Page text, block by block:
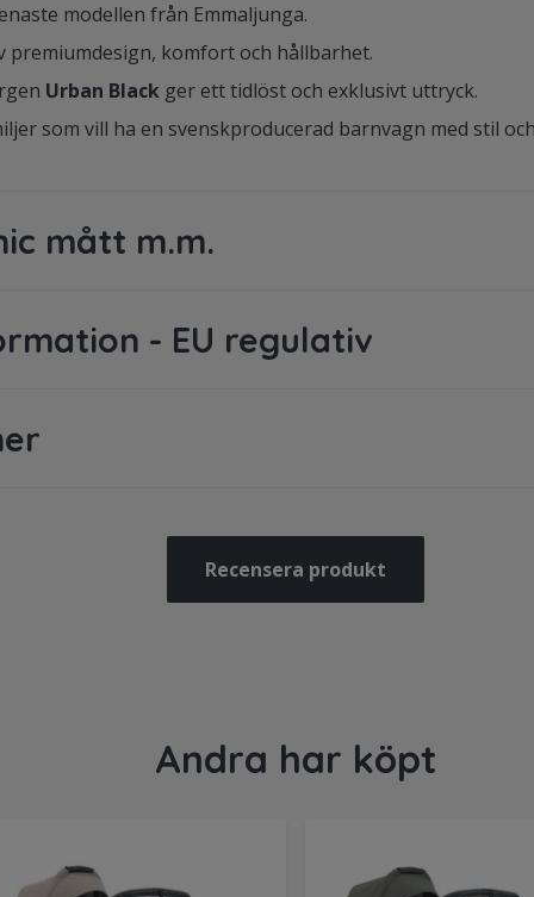
modellen från Emmaljunga.
premiumdesign, komfort och hållbarhet.
Urban Black ger ett tidlöst och exklusivt uttryck.
som vill ha en svenskproducerad barnvagn med stil
mått m.m.
- EU regulativ
Recensera produkt
Andra har köpt